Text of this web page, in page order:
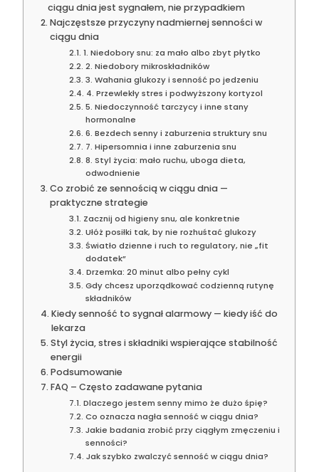
ciągu dnia jest sygnałem, nie przypadkiem
Najczęstsze przyczyny nadmiernej senności w
ciągu dnia
1. Niedobory snu: za mało albo zbyt płytko
2. Niedobory mikroskładników
3. Wahania glukozy i senność po jedzeniu
4. Przewlekły stres i podwyższony kortyzol
5. Niedoczynność tarczycy i inne stany
hormonalne
6. Bezdech senny i zaburzenia struktury snu
7. Hipersomnia i inne zaburzenia snu
8. Styl życia: mało ruchu, uboga dieta,
odwodnienie
Co zrobić ze sennością w ciągu dnia —
praktyczne strategie
Zacznij od higieny snu, ale konkretnie
Ułóż posiłki tak, by nie rozhuśtać glukozy
Światło dzienne i ruch to regulatory, nie „fit
dodatek”
Drzemka: 20 minut albo pełny cykl
Gdy chcesz uporządkować codzienną rutynę
składników
Kiedy senność to sygnał alarmowy — kiedy iść do
lekarza
Styl życia, stres i składniki wspierające stabilność
energii
Podsumowanie
FAQ – Często zadawane pytania
Dlaczego jestem senny mimo że dużo śpię?
Co oznacza nagła senność w ciągu dnia?
Jakie badania zrobić przy ciągłym zmęczeniu i
senności?
Jak szybko zwalczyć senność w ciągu dnia?